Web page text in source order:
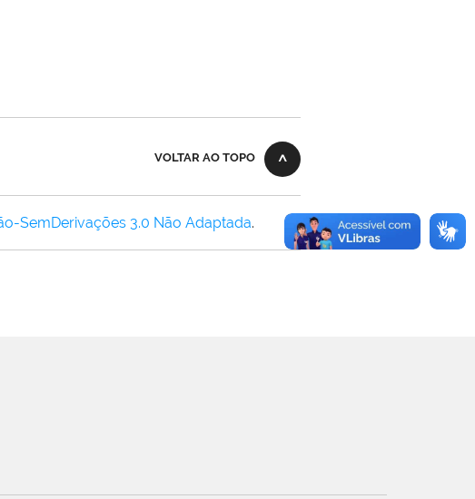
VOLTAR AO TOPO
SemDerivações 3.0 Não Adaptada.